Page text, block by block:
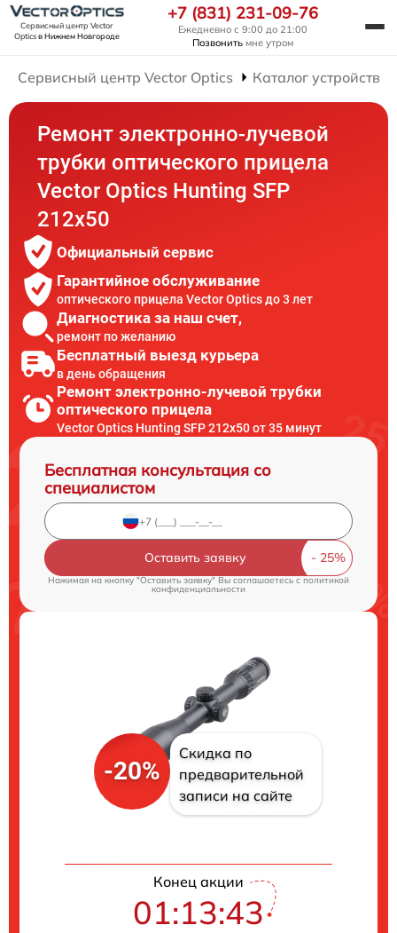
Сервисный центр Vector
Opticsв Нижнем Новгороде
+7 (831) 231-09-76
Ежедневно с 9:00 до 21:00
Позвонить мне утром
Сервисный центр Vector Optics Каталог устройств
Ремонт электронно-лучевой
трубки оптического прицела
Vector Optics Hunting SFP
212x50
Официальный сервис
Гарантийное обслуживание
оптического прицела Vector Optics до 3 лет
Диагностика за наш счет,
ремонт по желанию
Бесплатный выезд курьера
в день обращения
Ремонт электронно-лучевой трубки
оптического прицела
Vector Optics Hunting SFP 212x50 от 35 минут
Бесплатная консультация со
специалистом
Оставить заявку
Нажимая на кнопку "Оставить заявку" Вы соглашаетесь cполитикой
конфиденциальности
-20%
Скидка по
предварительной
записи на сайте
Конец акции
01:13:42